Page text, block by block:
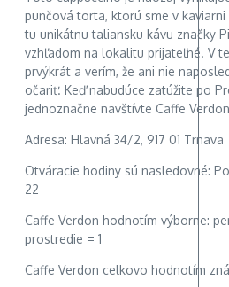
punčová torta, ktorú sme v
tu unikátnu taliansku kávu značky
vzhľadom na lokalitu prijateľné. V
prvýkrát a verím, že ani nie
očariť. Keď nabudúce zatúžite po
jednoznačne navštívte Caffe
Adresa: Hlavná 34/2, 917 01 Trnava
Otváracie hodiny sú nasledovné:
22
Caffe Verdon hodnotím výborne:
prostredie = 1
Caffe Verdon celkovo hodnotím